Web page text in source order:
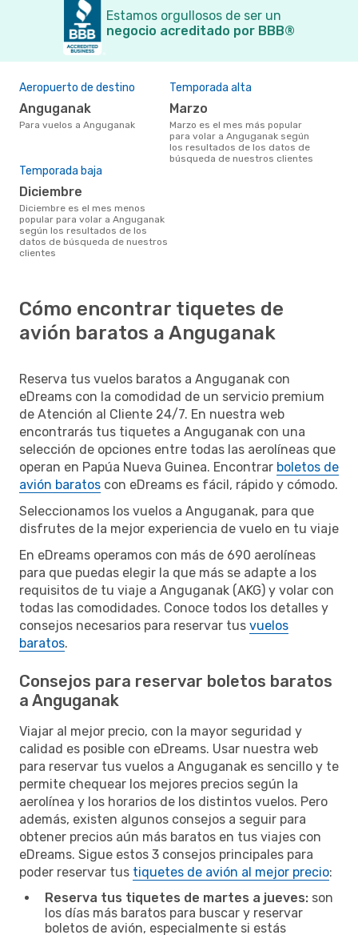
Estamos orgullosos de ser un
negocio acreditado por BBB®
Aeropuerto de destino
Anguganak
Para vuelos a Anguganak
Temporada alta
marzo
marzo es el mes más popular
para volar a Anguganak según
los resultados de los datos de
búsqueda de nuestros clientes
Temporada baja
diciembre
diciembre es el mes menos
popular para volar a Anguganak
según los resultados de los
datos de búsqueda de nuestros
clientes
Cómo encontrar tiquetes de
avión baratos a Anguganak
Reserva tus vuelos baratos a Anguganak con
eDreams con la comodidad de un servicio premium
de Atención al Cliente 24/7. En nuestra web
encontrarás tus tiquetes a Anguganak con una
selección de opciones entre todas las aerolíneas que
operan en Papúa Nueva Guinea. Encontrar boletos de
avión baratos con eDreams es fácil, rápido y cómodo.
Seleccionamos los vuelos a Anguganak, para que
disfrutes de la mejor experiencia de vuelo en tu viaje
En eDreams operamos con más de 690 aerolíneas
para que puedas elegir la que más se adapte a los
requisitos de tu viaje a Anguganak (AKG) y volar con
todas las comodidades. Conoce todos los detalles y
consejos necesarios para reservar tus vuelos
baratos.
Consejos para reservar boletos baratos
a Anguganak
Viajar al mejor precio, con la mayor seguridad y
calidad es posible con eDreams. Usar nuestra web
para reservar tus vuelos a Anguganak es sencillo y te
permite chequear los mejores precios según la
aerolínea y los horarios de los distintos vuelos. Pero
además, existen algunos consejos a seguir para
obtener precios aún más baratos en tus viajes con
eDreams. Sigue estos 3 consejos principales para
poder reservar tus tiquetes de avión al mejor precio:
Reserva tus tiquetes de martes a jueves: son
los días más baratos para buscar y reservar
boletos de avión, especialmente si estás